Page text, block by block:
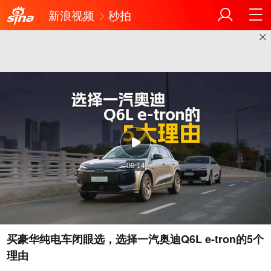
新浪视频 秒拍
09:14
买豪华纯电车闭眼选，选择一汽奥迪Q6L e-tron的5个